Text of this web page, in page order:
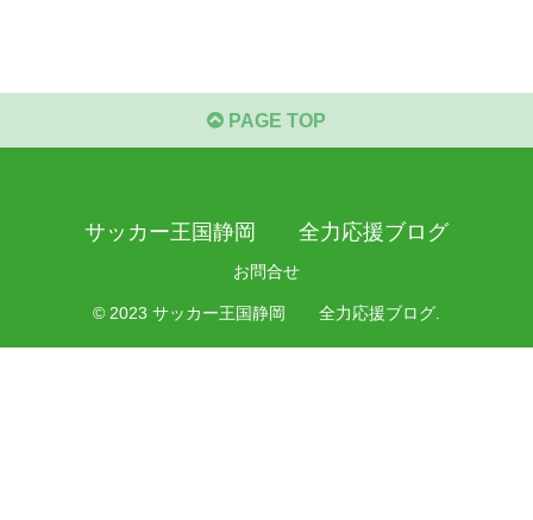
PAGE TOP
サッカー王国静岡 全力応援ブログ
お問合せ
© 2023 サッカー王国静岡 全力応援ブログ.